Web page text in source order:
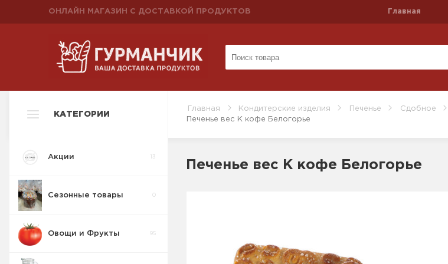
ОНЛАЙН МАГАЗИН С ДОСТАВКОЙ ПРОДУКТОВ Главная
Главная Кондитерские изделия Печенье Сдобное
Печенье вес К кофе Белогорье
КАТЕГОРИИ
Акции 13
Сезонные товары
Овощи и Фрукты 95
Печенье вес К кофе Белогорье